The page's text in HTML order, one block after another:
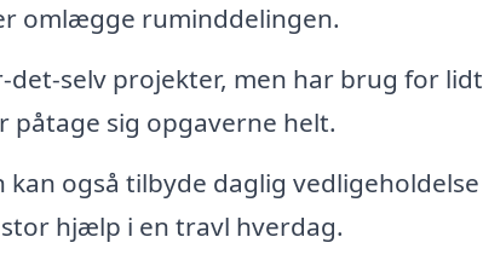
omlægge ruminddelingen.
det-selv projekter, men har brug for lidt
påtage sig opgaverne helt.
kan også tilbyde daglig vedligeholdelse
hjælp i en travl hverdag.